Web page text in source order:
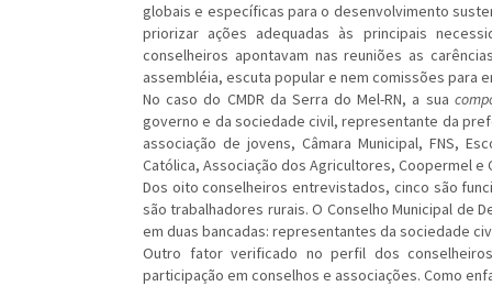
globais e específicas para o desenvolvimento
priorizar ações adequadas às principais
conselheiros apontavam nas reuniões as
assembléia, escuta popular e nem comissões
No caso do CMDR da Serra do Mel-RN, a sua
governo e da sociedade civil, representante da
associação de jovens, Câmara Municipal, FNS,
Católica, Associação dos Agricultores, Coopermel e
Dos oito conselheiros entrevistados, cinco são
são trabalhadores rurais. O Conselho Municipal de
em duas bancadas: representantes da sociedade
Outro fator verificado no perfil dos
participação em conselhos e associações. Como